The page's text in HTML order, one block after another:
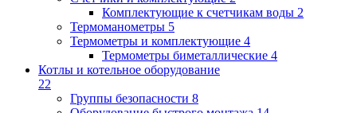
Комплектующие к счетчикам воды 2
Термоманометры 5
Термометры и комплектующие 4
Термометры биметаллические 4
Котлы и котельное оборудование
22
Группы безопасности 8